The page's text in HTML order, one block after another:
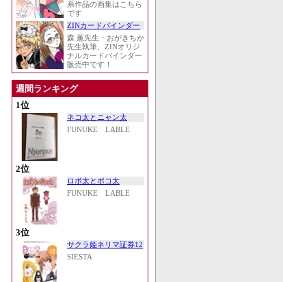
系作品の画集はこちら
です
ZINカードバインダー
森 薫先生・おがきちか
先生執筆、ZINオリジ
ナルカードバインダー
販売中です！
週間ランキング
1位
ネコ太とニャン太
FUNUKE LABLE
2位
ロボ太とポコ太
FUNUKE LABLE
3位
サクラ姫ネリマ証券12
SIESTA